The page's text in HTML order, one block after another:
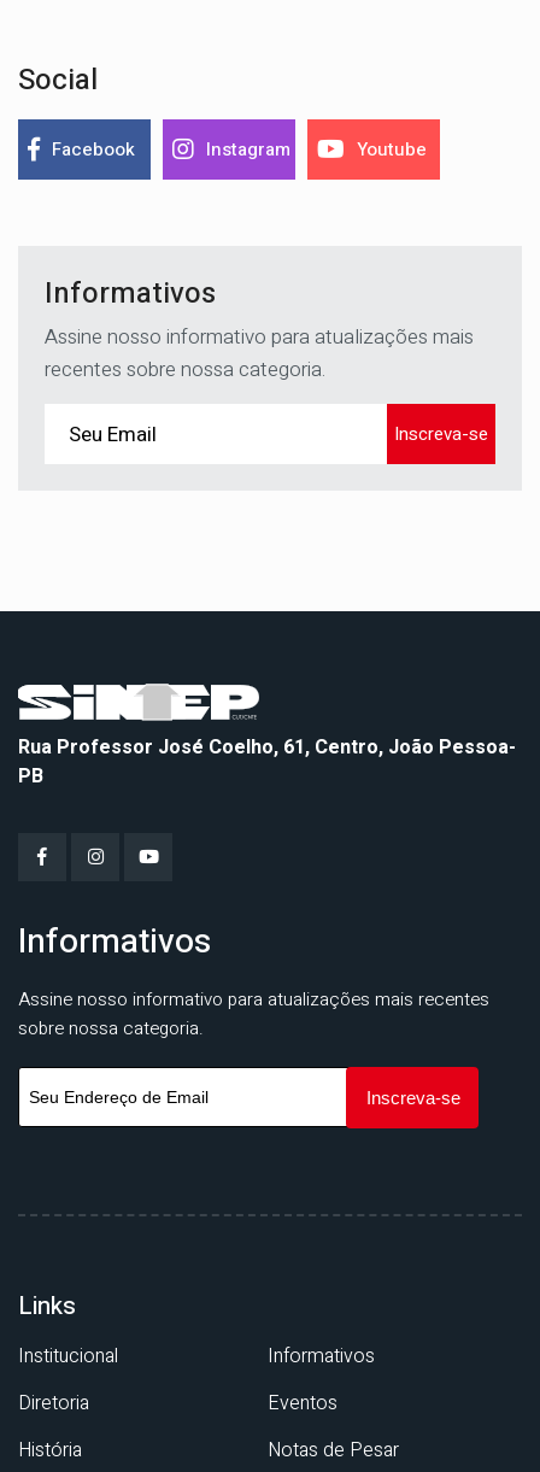
Social
Facebook Instagram Youtube
Informativos
Assine nosso informativo para atualizações mais
recentes sobre nossa categoria.
Inscreva-se
Rua Professor José Coelho, 61, Centro, João Pessoa-
PB
Informativos
Assine nosso informativo para atualizações mais recentes
sobre nossa categoria.
Links
Institucional
Diretoria
História
Informativos
Eventos
Notas de Pesar